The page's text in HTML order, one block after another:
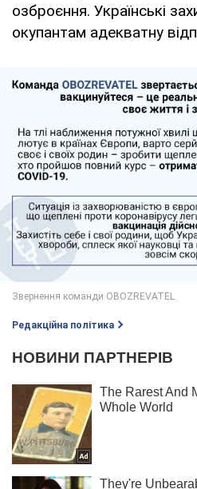
озброєння. Українські
окупантам адекватну
Редакційна політика